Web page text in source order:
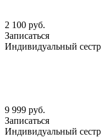
2 100 руб.
Записаться
Индивидуальный
9 999 руб.
Записаться
Индивидуальный